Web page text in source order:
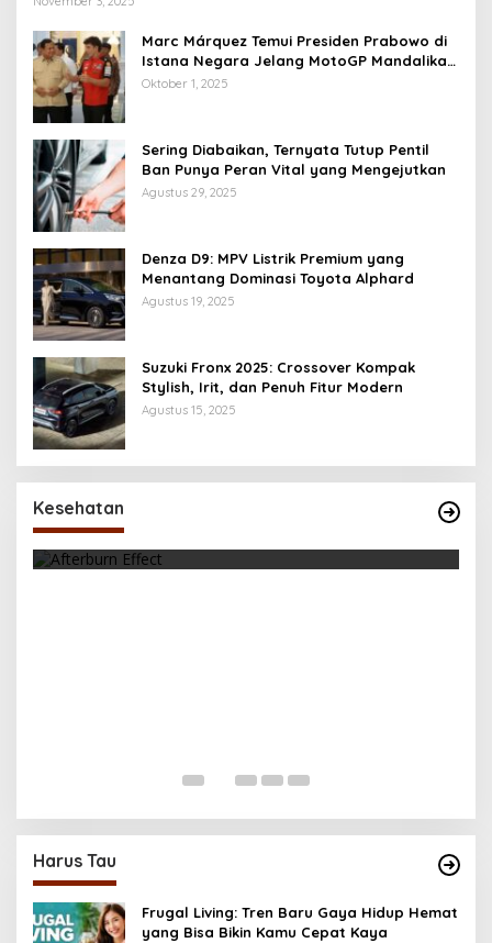
Marc Márquez Temui Presiden Prabowo di
Istana Negara Jelang MotoGP Mandalika
2025
Oktober 1, 2025
Sering Diabaikan, Ternyata Tutup Pentil
Ban Punya Peran Vital yang Mengejutkan
Agustus 29, 2025
Denza D9: MPV Listrik Premium yang
Menantang Dominasi Toyota Alphard
Agustus 19, 2025
Suzuki Fronx 2025: Crossover Kompak
Stylish, Irit, dan Penuh Fitur Modern
Agustus 15, 2025
Kesehatan
Tubuhmu Masih Bakar Kalori Meski Udah
Santai! Fakta Menarik Tentang Afterburn
Effect
Harus Tau
Frugal Living: Tren Baru Gaya Hidup Hemat
yang Bisa Bikin Kamu Cepat Kaya